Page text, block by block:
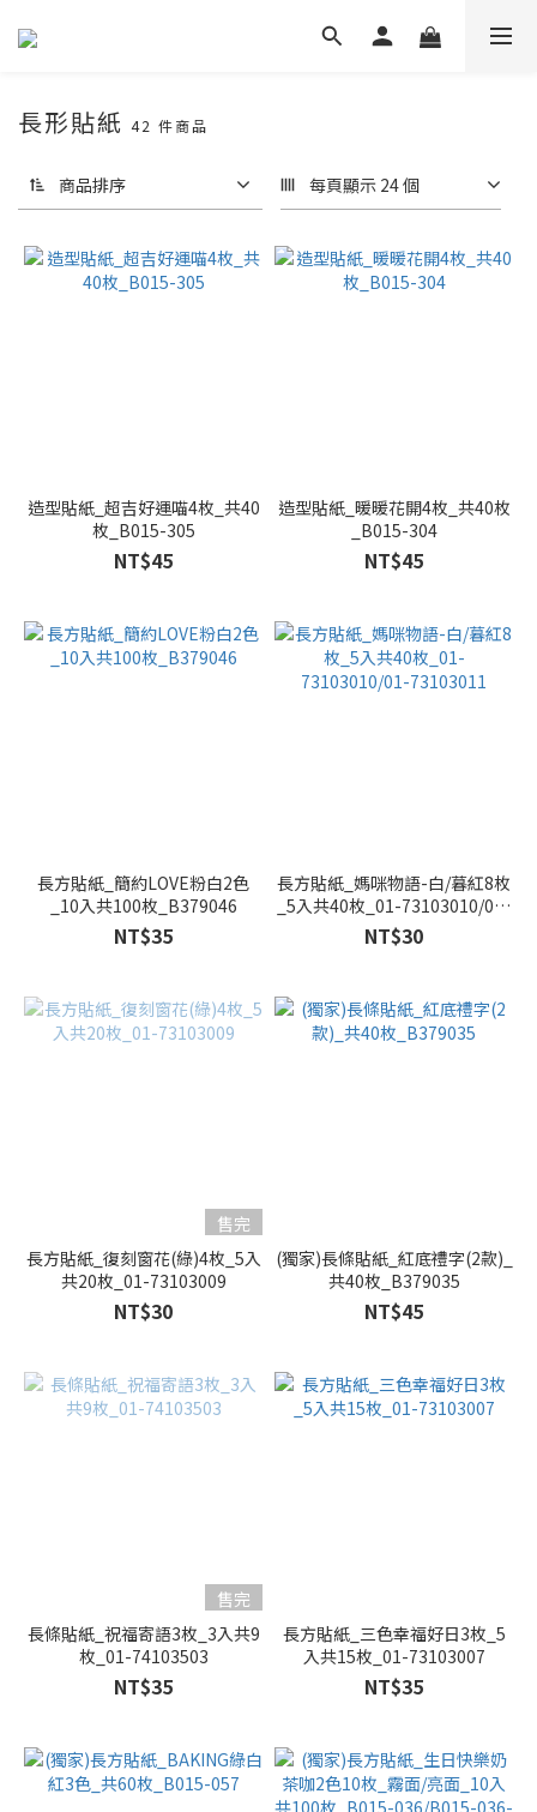
長形貼紙 42 件商品
商品排序 每頁顯示 24 個
造型貼紙_超吉好運喵4枚_共40
枚_B015-305
NT$45
造型貼紙_暖暖花開4枚_共40枚
_B015-304
NT$45
長方貼紙_簡約LOVE粉白2色
_10入共100枚_B379046
NT$35
長方貼紙_媽咪物語-白/暮紅8枚
_5入共40枚_01-73103010/01-
73103011
NT$30
售完
長方貼紙_復刻窗花(綠)4枚_5入
共20枚_01-73103009
NT$30
(獨家)長條貼紙_紅底禮字(2款)_
共40枚_B379035
NT$45
售完
長條貼紙_祝福寄語3枚_3入共9
枚_01-74103503
NT$35
長方貼紙_三色幸福好日3枚_5
入共15枚_01-73103007
NT$35